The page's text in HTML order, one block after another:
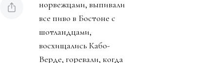
норвежцами, выпивали
все пиво в Бостоне с
шотландцами,
восхищались Кабо-
Верде, горевали, когда